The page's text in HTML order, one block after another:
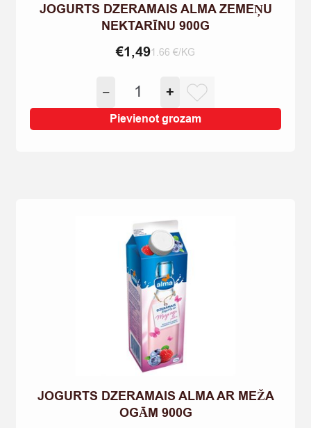
JOGURTS DZERAMAIS ALMA ZEMEŅU
NEKTARĪNU 900G
€1,491.66 €/KG
−
JOGURTS
DZERAMAIS
ALMA
ZEMEŅU
+
Pievienot grozam
JOGURTS DZERAMAIS ALMA AR MEŽA
OGĀM 900G